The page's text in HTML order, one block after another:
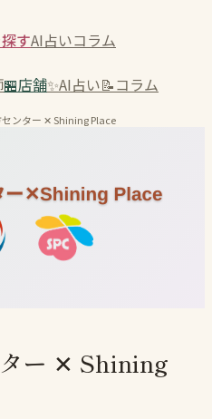
すAI占いコラム
🏪店舗✨AI占い📝コラム
ンター ✕ Shining Place
ー ✕ Shining